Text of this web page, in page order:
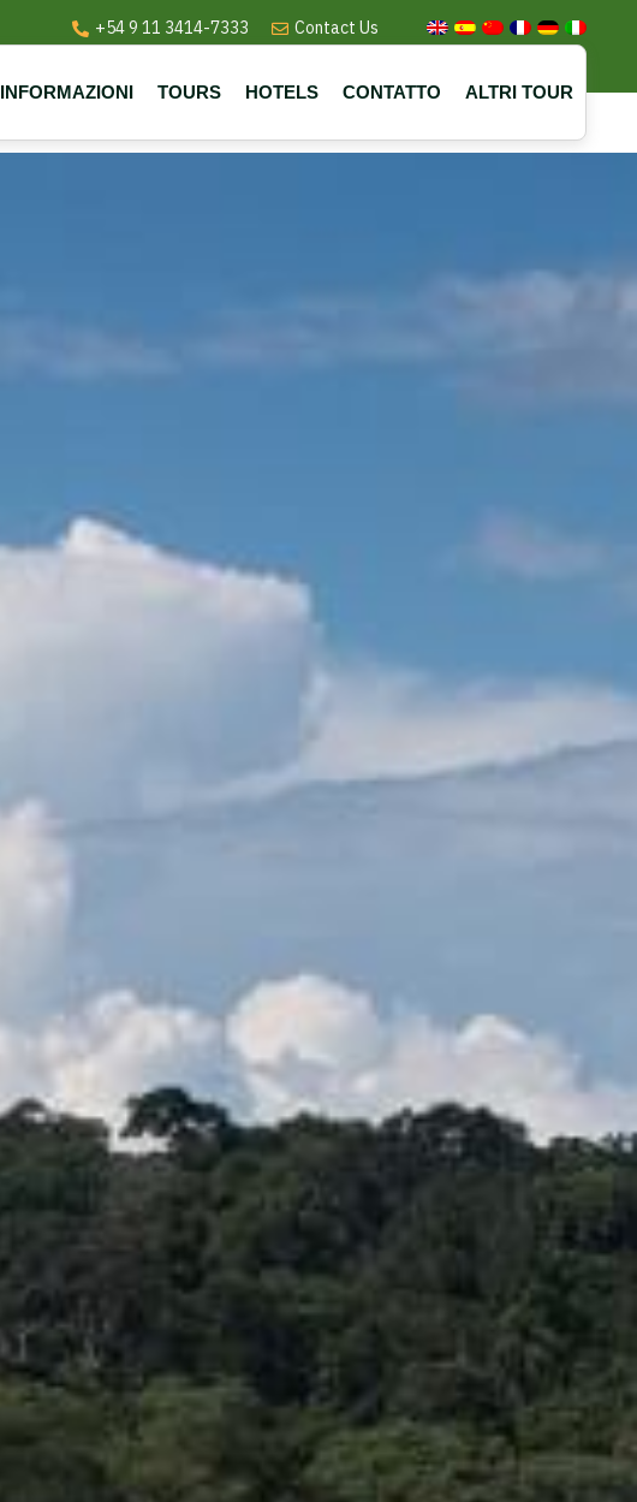
+54 9 11 3414-7333 Contact Us
INFORMAZIONI TOURS HOTELS CONTATTO ALTRI TOUR